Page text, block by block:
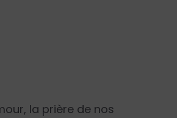
la prière de nos